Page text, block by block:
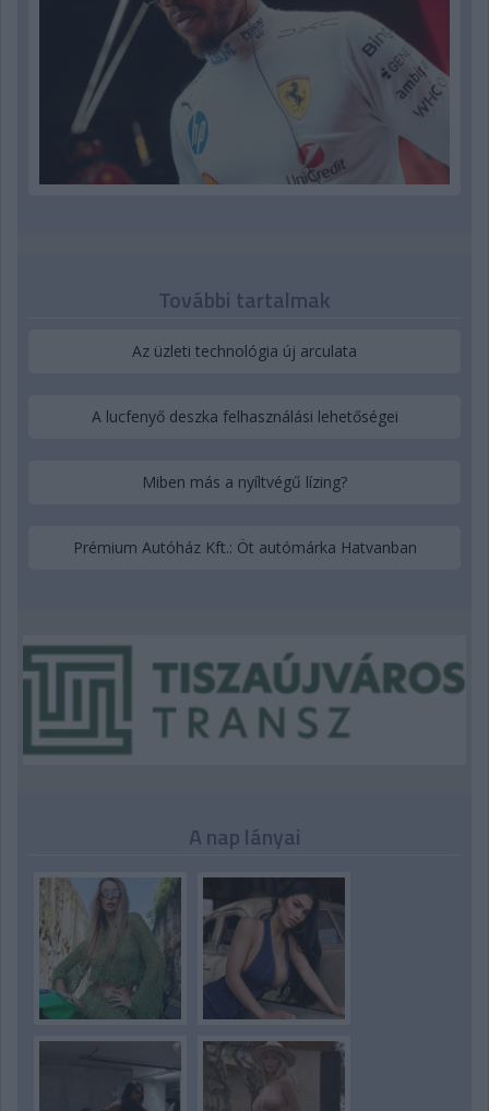
További tartalmak
Az üzleti technológia új arculata
A lucfenyő deszka felhasználási lehetőségei
Miben más a nyíltvégű lízing?
Prémium Autóház Kft.: Öt autómárka Hatvanban
A nap lányai